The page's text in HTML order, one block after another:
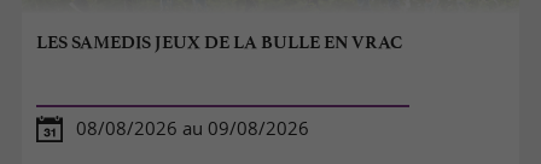
LES SAMEDIS JEUX DE LA BULLE EN VRAC
08/08/2026 au 09/08/2026